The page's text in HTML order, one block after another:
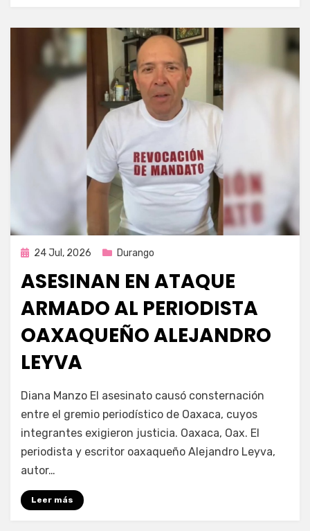
Publicada
24 Jul, 2026 Durango
ASESINAN EN ATAQUE
ARMADO AL PERIODISTA
OAXAQUEÑO ALEJANDRO
LEYVA
Fernando Miranda Servín
Diana Manzo El asesinato causó consternación
entre el gremio periodístico de Oaxaca, cuyos
integrantes exigieron justicia. Oaxaca, Oax. El
periodista y escritor oaxaqueño Alejandro Leyva,
autor…
Leer más